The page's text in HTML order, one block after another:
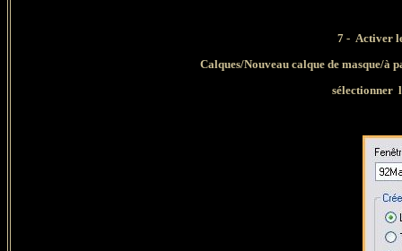
7 - Activer
Calques/Nouveau calque de masque/
sélectionner